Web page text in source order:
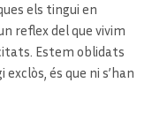
els tingui en
reflex del que vivim
Estem oblidats
exclòs, és que ni s’han